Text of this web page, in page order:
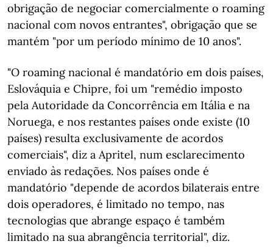
obrigação de negociar comercialmente o roaming
nacional com novos entrantes", obrigação que se
mantém "por um período mínimo de 10 anos".
"O roaming nacional é mandatório em dois países,
Eslováquia e Chipre, foi um "remédio imposto
pela Autoridade da Concorrência em Itália e na
Noruega, e nos restantes países onde existe (10
países) resulta exclusivamente de acordos
comerciais", diz a Apritel, num esclarecimento
enviado às redações. Nos países onde é
mandatório "depende de acordos bilaterais entre
dois operadores, é limitado no tempo, nas
tecnologias que abrange espaço é também
limitado na sua abrangência territorial", diz.